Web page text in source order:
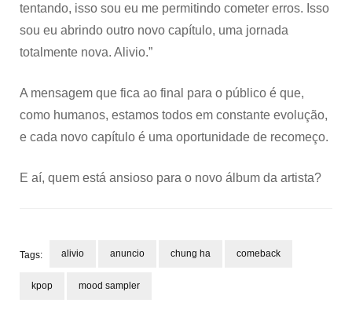
tentando, isso sou eu me permitindo cometer erros. Isso
sou eu abrindo outro novo capítulo, uma jornada
totalmente nova. Alivio.”
A mensagem que fica ao final para o público é que,
como humanos, estamos todos em constante evolução,
e cada novo capítulo é uma oportunidade de recomeço.
E aí, quem está ansioso para o novo álbum da artista?
Tags: alivio anuncio chung ha comeback
kpop mood sampler